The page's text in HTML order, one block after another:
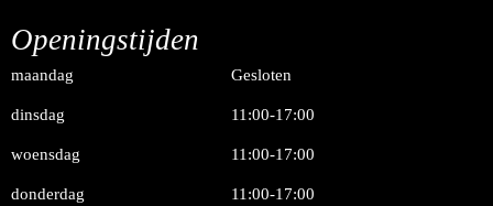
Openingstijden
maandag Gesloten
dinsdag 11:00-17:00
woensdag 11:00-17:00
donderdag 11:00-17:00